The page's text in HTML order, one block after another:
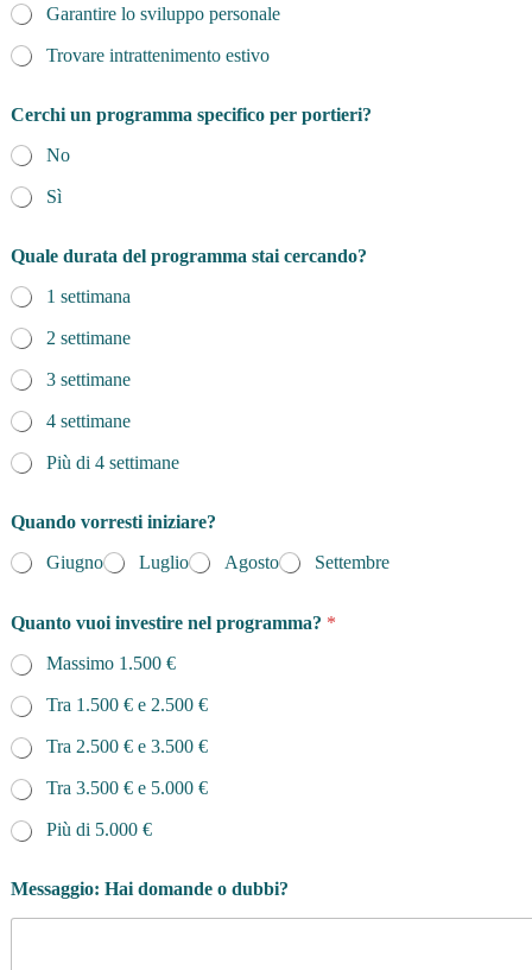
Garantire lo sviluppo personale
Trovare intrattenimento estivo
Cerchi un programma specifico per portieri?
No
Sì
Quale durata del programma stai cercando?
1 settimana
2 settimane
3 settimane
4 settimane
Più di 4 settimane
Quando vorresti iniziare?
Giugno
Luglio Agosto Settembre
Quanto vuoi investire nel programma? *
Massimo 1.500 €
Tra 1.500 € e 2.500 €
Tra 2.500 € e 3.500 €
Tra 3.500 € e 5.000 €
Più di 5.000 €
l
i
Messaggio: Hai domande o dubbi?